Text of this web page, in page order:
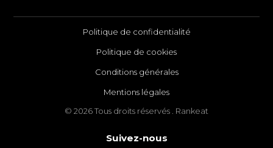
Politique de confidentialité
Politique de cookies
Conditions générales
Mentions légales
© 2026 Tous droits réservés . Rankeat
Suivez-nous